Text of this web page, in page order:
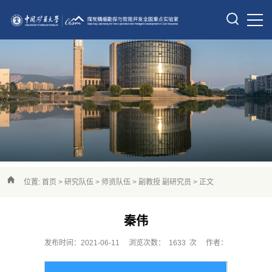
位置: 首页 > 研究队伍 > 师资队伍 > 副教授 副研究员 > 正文
秦伟
发布时间：2021-06-11 浏览次数： 1633 次 作者：